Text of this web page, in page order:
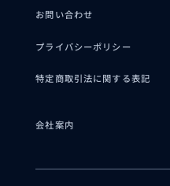
お問い合わせ
プライバシーポリシー
特定商取引法に関する表記
会社案内